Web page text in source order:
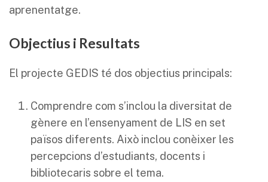
aprenentatge.
Objectius i Resultats
El projecte GEDIS té dos objectius principals:
Comprendre com s’inclou la diversitat de
gènere en l’ensenyament de LIS en set
països diferents. Això inclou conèixer les
percepcions d’estudiants, docents i
bibliotecaris sobre el tema.